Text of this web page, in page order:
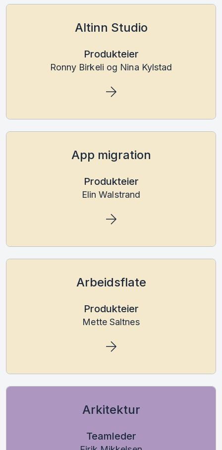
Altinn Studio
Produkteier
Ronny Birkeli og Nina Kylstad
App migration
Produkteier
Elin Walstrand
Arbeidsflate
Produkteier
Mette Saltnes
Arkitektur
Teamleder